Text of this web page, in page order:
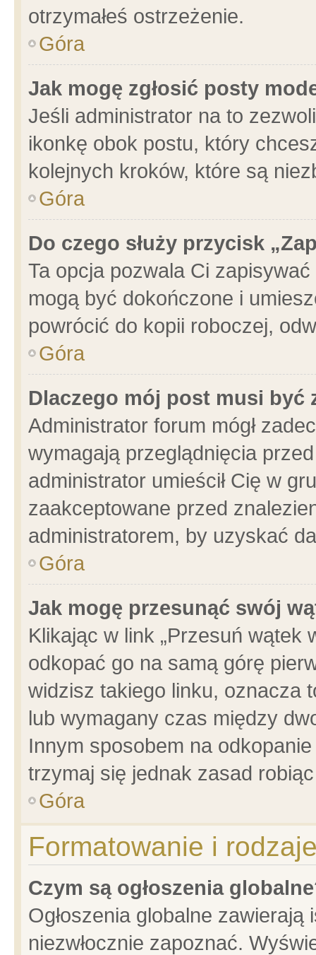
otrzymałeś ostrzeżenie.
Góra
Jak mogę zgłosić posty
Jeśli administrator na to
ikonkę obok postu, który
kolejnych kroków, które są
Góra
Do czego służy przycisk
Ta opcja pozwala Ci
mogą być dokończone i
powrócić do kopii roboczej,
Góra
Dlaczego mój post musi być
Administrator forum mógł
wymagają przeglądnięcia
administrator umieścił Cię w
zaakceptowane przed
administratorem, by uzyskać
Góra
Jak mogę przesunąć swój
Klikając w link „Przesuń wątek
odkopać go na samą górę
widzisz takiego linku, oznacza
lub wymagany czas między
Innym sposobem na
trzymaj się jednak zasad
Góra
Formatowanie i
Czym są ogłoszenia
Ogłoszenia globalne
niezwłocznie zapoznać.